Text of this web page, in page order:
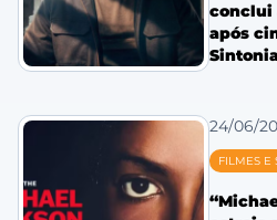
conclui
após
24/06/
FILMES E